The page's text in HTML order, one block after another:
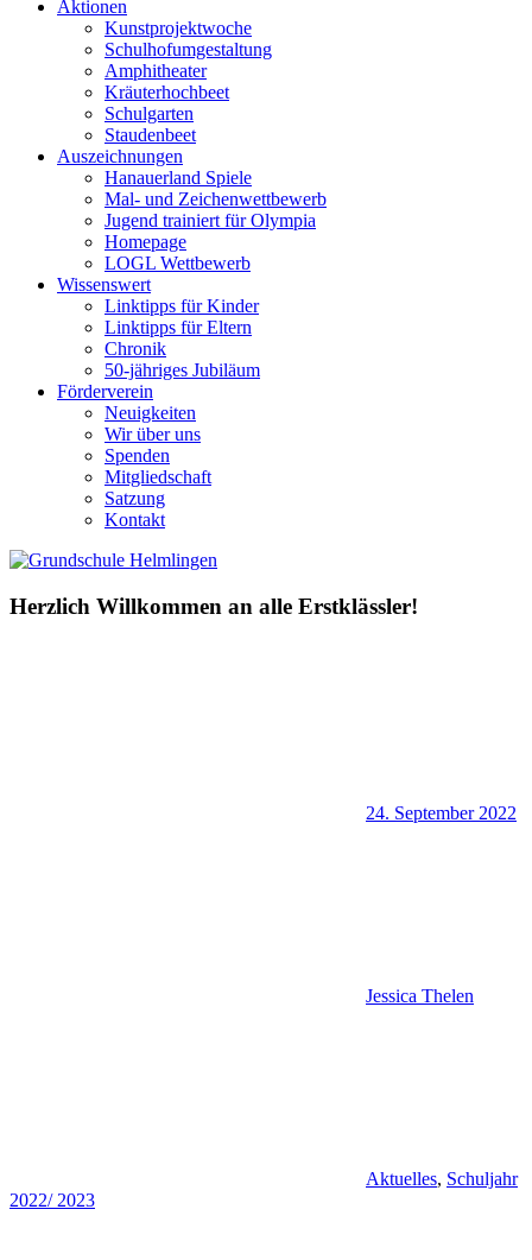
Aktionen
Kunstprojektwoche
Schulhofumgestaltung
Amphitheater
Kräuterhochbeet
Schulgarten
Staudenbeet
Auszeichnungen
Hanauerland Spiele
Mal- und Zeichenwettbewerb
Jugend trainiert für Olympia
Homepage
LOGL Wettbewerb
Wissenswert
Linktipps für Kinder
Linktipps für Eltern
Chronik
50-jähriges Jubiläum
Förderverein
Neuigkeiten
Wir über uns
Spenden
Mitgliedschaft
Satzung
Kontakt
Herzlich Willkommen an alle Erstklässler!
24. September 2022
Jessica Thelen
Aktuelles, Schuljahr
2022/ 2023